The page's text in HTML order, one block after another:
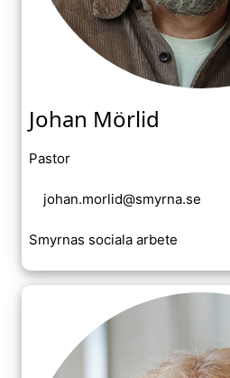
Johan Mörlid
Pastor
johan.morlid@smyrna.se
Smyrnas sociala arbete